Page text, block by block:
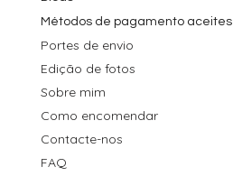
Métodos de pagamento aceites
Portes de envio
Edição de fotos
Sobre mim
Como encomendar
Contacte-nos
FAQ